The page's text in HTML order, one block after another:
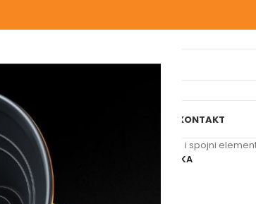
O NAMANAŠE USLUGE KONTAKT
Početna Kanalizacione cijevi i spojni
PEŠTAN S-LINE KLIZNA SPOJKA